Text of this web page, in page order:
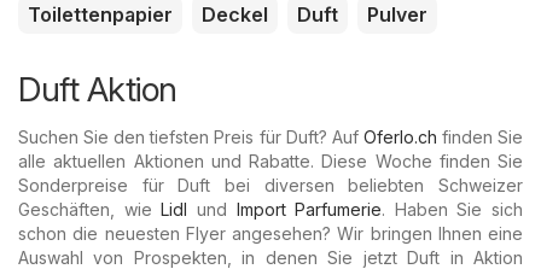
Toilettenpapier
Deckel Duft Pulver
Duft Aktion
Suchen Sie den tiefsten Preis für Duft? Auf Oferlo.ch finden Sie
alle aktuellen Aktionen und Rabatte. Diese Woche finden Sie
Sonderpreise für Duft bei diversen beliebten Schweizer
Geschäften, wieLidl und Import Parfumerie. Haben Sie sich
schon die neuesten Flyer angesehen? Wir bringen Ihnen eine
Auswahl von Prospekten, in denen Sie jetzt Duft in Aktion